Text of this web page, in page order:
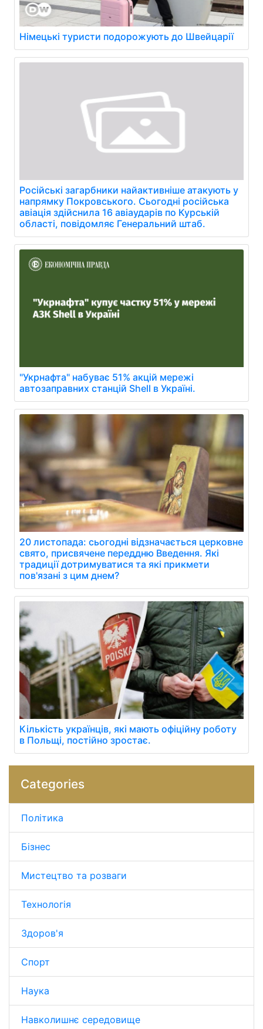
Німецькі туристи подорожують до Швейцарії
Російські загарбники найактивніше атакують у
напрямку Покровського. Сьогодні російська
авіація здійснила 16 авіаударів по Курській
області, повідомляє Генеральний штаб.
"Укрнафта" набуває 51% акцій мережі
автозаправних станцій Shell в Україні.
20 листопада: сьогодні відзначається церковне
свято, присвячене переддню Введення. Які
традиції дотримуватися та які прикмети
пов'язані з цим днем?
Кількість українців, які мають офіційну роботу
в Польщі, постійно зростає.
Categories
Політика
Бізнес
Мистецтво та розваги
Технологія
Здоров'я
Спорт
Наука
Навколишнє середовище